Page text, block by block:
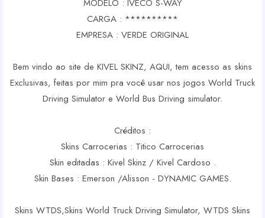
MODELO : IVECO S-WAY
CARGA : **********
EMPRESA : VERDE ORIGINAL
Bem vindo ao site de KIVEL SKINZ, AQUI, tem acesso as skins
Exclusivas, feitas por mim pra você usar nos jogos World Truck
Driving Simulator e World Bus Driving simulator.
Créditos :
Skins Carrocerias : Titico Carrocerias
Skin editadas : Kivel Skinz / Kivel Cardoso .
Skin Bases : Emerson /Alisson - DYNAMIC GAMES.
Skins WTDS,Skins World Truck Driving Simulator, WTDS Skins